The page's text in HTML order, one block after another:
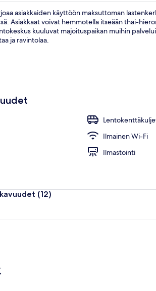
asiakkaiden käyttöön maksuttoman
Asiakkaat voivat hemmotella itseään thai-
kuuluvat majoituspaikan muihin
ja ravintolaa.
Ilmainen Wi-Fi
Ilmastointi
(12)